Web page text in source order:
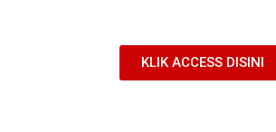
KLIK ACCESS DISINI